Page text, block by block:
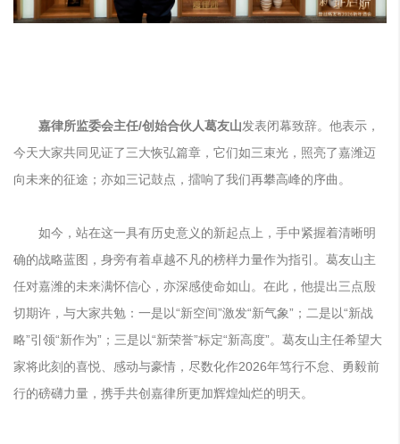
嘉律所监委会主任/创始合伙人葛友山发表闭幕致辞。他表示，
今天大家共同见证了三大恢弘篇章，它们如三束光，照亮了嘉潍迈
向未来的征途；亦如三记鼓点，擂响了我们再攀高峰的序曲。
如今，站在这一具有历史意义的新起点上，手中紧握着清晰明
确的战略蓝图，身旁有着卓越不凡的榜样力量作为指引。葛友山主
任对嘉潍的未来满怀信心，亦深感使命如山。 在此，他提出三点殷
切期许，与大家共勉：一是以“新空间”激发“新气象”；二是以“新战
略”引领“新作为”；三是以“新荣誉”标定“新高度”。葛友山主任希望大
家将此刻的喜悦、感动与豪情，尽数化作2026年笃行不怠、勇毅前
行的磅礴力量， 携手共创嘉律所更加辉煌灿烂的明天。